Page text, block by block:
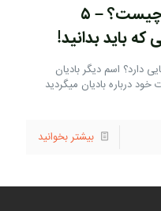
آنسیون (بادیان رومی) چیست؟ – ۵
باید بدانید!
اسم دیگر بادیان
درباره بادیان میگردید
بیشتر بخوانید